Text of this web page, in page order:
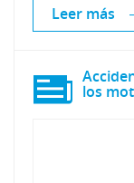
Leer más
los